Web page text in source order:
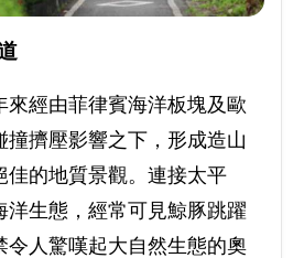
來經由菲律賓海洋板塊及歐
撞擠壓影響之下，形成造山
佳的地質景觀。連接太平
洋生態，經常可見鯨豚跳躍
令人驚嘆起大自然生態的奧